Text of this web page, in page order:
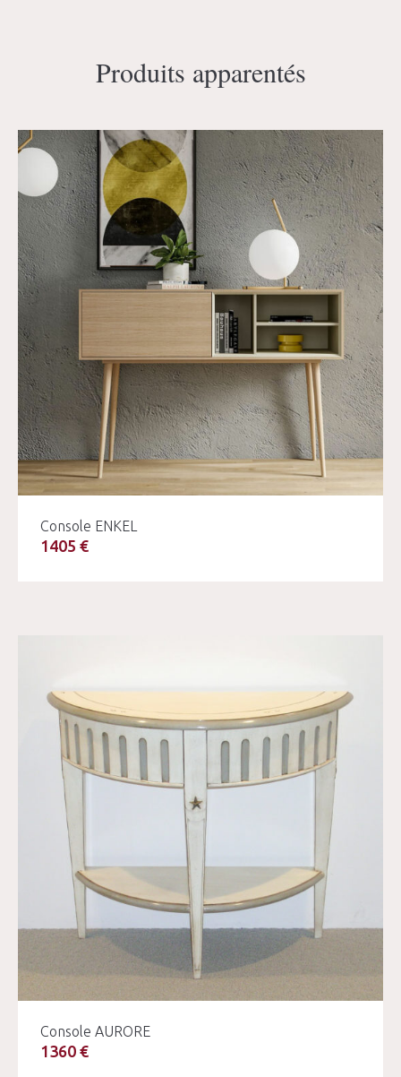
Produits apparentés
Console ENKEL
1405 €
Console AURORE
1360 €